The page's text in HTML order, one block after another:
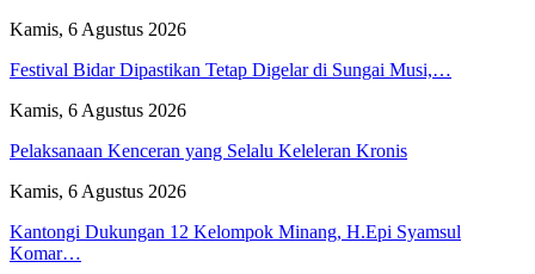
Kamis, 6 Agustus 2026
Festival Bidar Dipastikan Tetap Digelar di Sungai Musi,…
Kamis, 6 Agustus 2026
Pelaksanaan Kenceran yang Selalu Keleleran Kronis
Kamis, 6 Agustus 2026
Kantongi Dukungan 12 Kelompok Minang, H.Epi Syamsul
Komar…